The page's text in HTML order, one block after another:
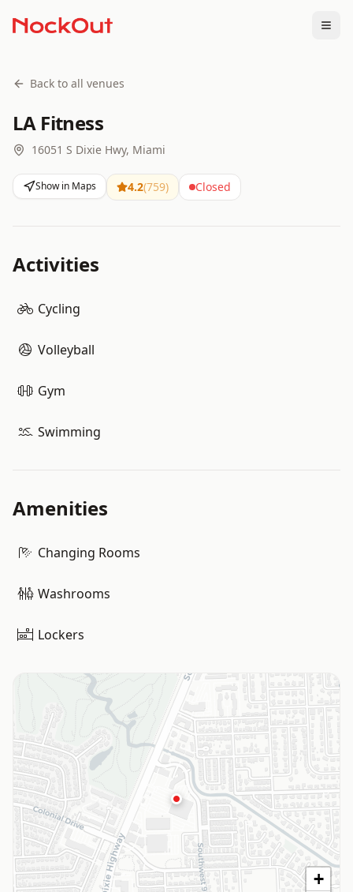
Back to all venues
LA Fitness
16051 S Dixie Hwy, Miami
Show in Maps 4.2(759) Closed
Activities
Cycling
Volleyball
Gym
Swimming
Amenities
Changing Rooms
Washrooms
Lockers
+